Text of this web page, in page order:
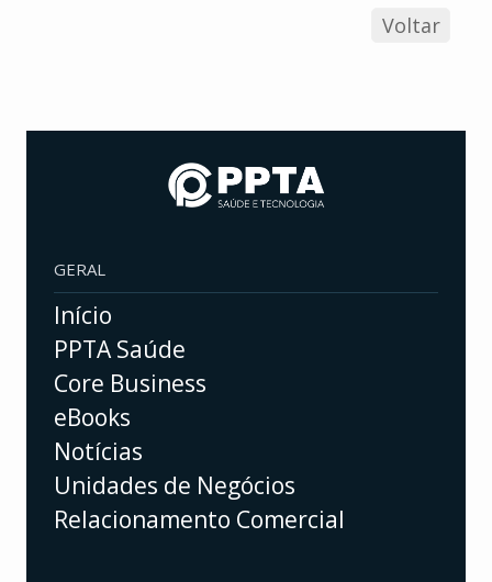
Voltar
GERAL
Início
PPTA Saúde
Core Business
eBooks
Notícias
Unidades de Negócios
Relacionamento Comercial